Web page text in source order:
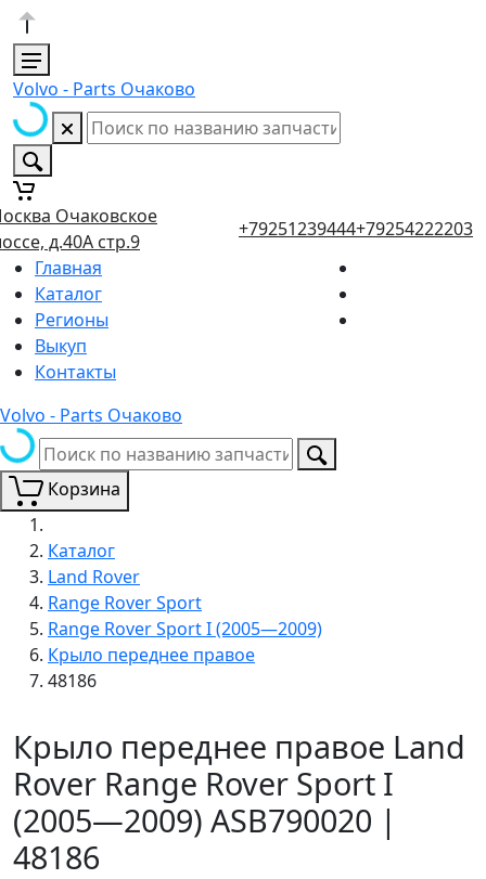
Volvo - Parts Очаково
Очаковское
д.40А стр.9
+79251239444+79254222203
Главная
Каталог
Регионы
Выкуп
Контакты
Volvo - Parts Очаково
Корзина
Каталог
Land Rover
Range Rover Sport
Range Rover Sport I (2005—2009)
Крыло переднее правое
48186
Крыло переднее правое Land
Rover Range Rover Sport I
(2005—2009) ASB790020 |
48186